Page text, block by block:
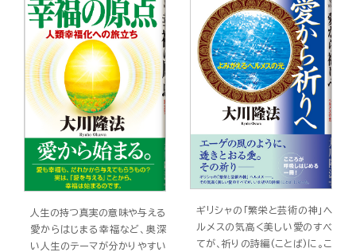
人生の持つ真実の意味や与える
愛からはじまる幸福など、奥深
い人生のテーマが分かりやすい
ギリシャの「繁栄と芸術の神」ヘ
ルメスの気高く美しい愛のすべ
てが、祈りの詩編(ことば)に。こ